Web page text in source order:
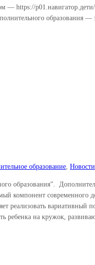
— https://
образования —
образование, Новости
образования”.
компонент современного
реализовать вариативный
ребенка на кружок,